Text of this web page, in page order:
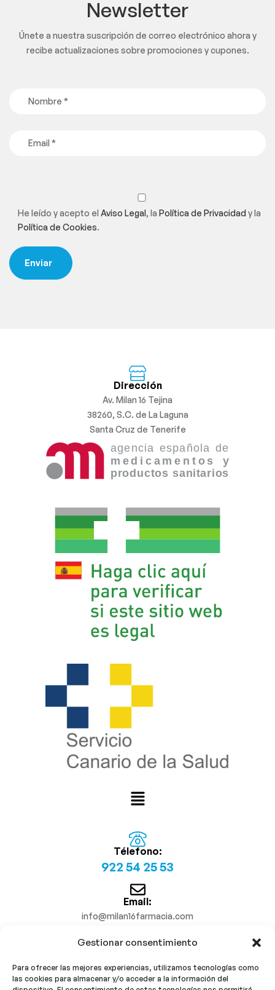
Gestionar consentimiento
Para ofrecer las mejores experiencias, utilizamos tecnologías como
las cookies para almacenar y/o acceder a la información del
Newsletter
Únete a nuestra suscripción de correo electrónico ahora y
recibe actualizaciones sobre promociones y cupones.
He leído y acepto el Aviso Legal, la Política de Privacidady la
Política de Cookies.
Dirección
Av. Milan 16 Tejina
38260, S.C. de La Laguna
Santa Cruz de Tenerife
Télefono:
922 54 25 53
Email:
info@milan16farmacia.com
¡Síguenos!